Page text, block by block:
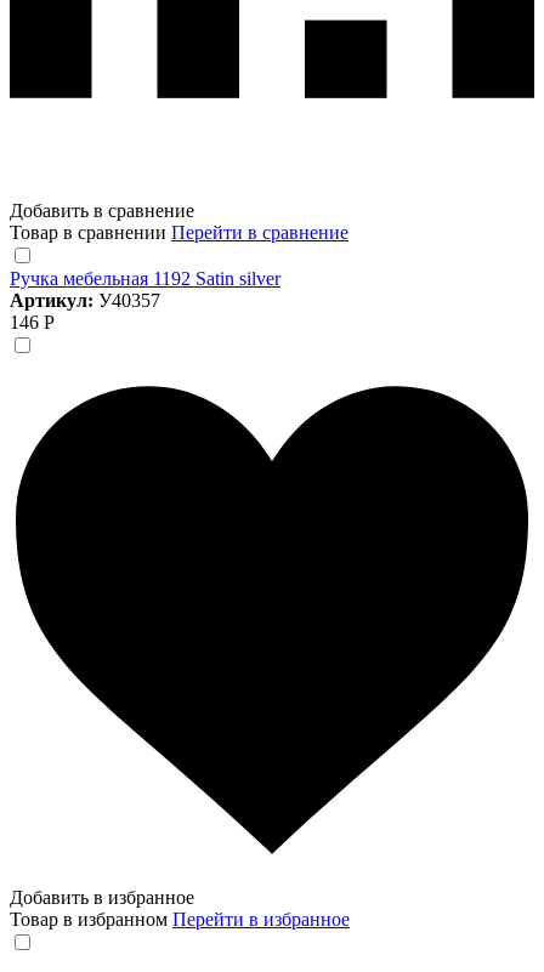
Добавить в сравнение
Товар в сравнении Перейти в сравнение
Ручка мебельная 1192 Satin silver
Артикул: У40357
146 Р
Добавить в избранное
Товар в избранном Перейти в избранное